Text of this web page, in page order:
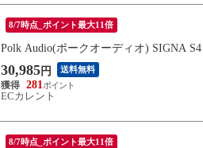
8/7時点_ポイント最大11倍
Polk Audio(ポークオーディオ) SIGNA
30,985 円 送料無料
281
ECカレント
8/7時点_ポイント最大11倍